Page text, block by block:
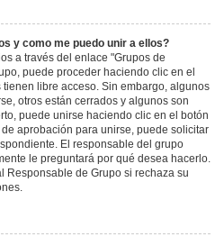
y como me puedo unir a ellos?
a través del enlace "Grupos de
puede proceder haciendo clic en el
libre acceso. Sin embargo, algunos
otros están cerrados y algunos son
puede unirse haciendo clic en el botón
aprobación para unirse, puede solicitar
El responsable del grupo
le preguntará por qué desea hacerlo.
Responsable de Grupo si rechaza su